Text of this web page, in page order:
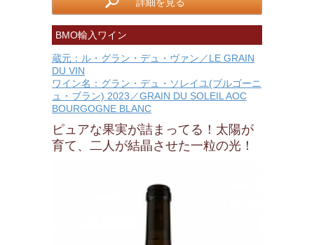
BMO輸入ワイン
蔵元：ル・グラン・デュ・ヴァン／LE GRAIN
DU VIN
ワイン名：グラン・デュ・ソレイユ(ブルゴーニ
ュ・ブラン) 2023／GRAIN DU SOLEIL AOC
BOURGOGNE BLANC
ピュアな果実が詰まってる！太陽が
育て、二人が結晶させた一粒の光！